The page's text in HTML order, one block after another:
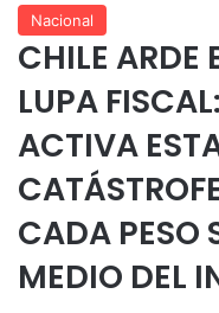
Nacional
CHILE ARDE
LUPA
ACTIVA
CADA PESO
MEDIO DEL